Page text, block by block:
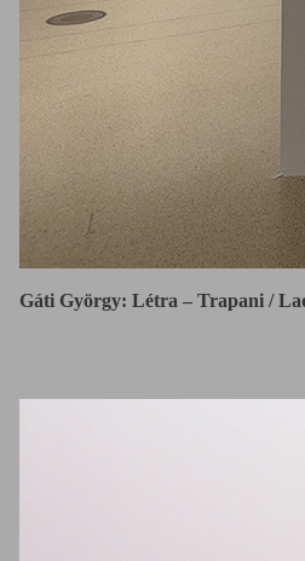
Gáti György: Létra – Trapani /